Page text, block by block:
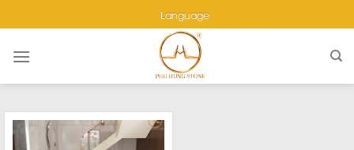
to
content
Language